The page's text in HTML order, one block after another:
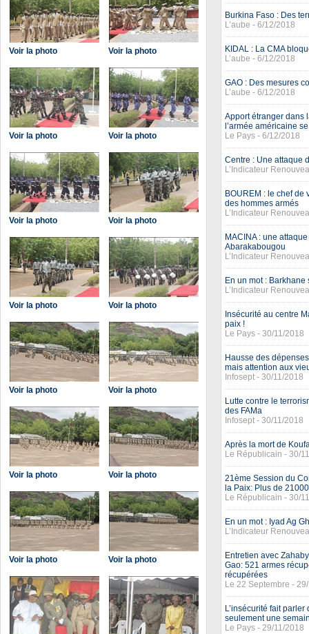
Voir la photo Voir la photo
Voir la photo Voir la photo
Voir la photo Voir la photo
Voir la photo Voir la photo
Voir la photo Voir la photo
Voir la photo Voir la photo
Voir la photo Voir la photo
Burkina Faso : Des
L’aube - 6/12/2018
KIDAL : La CMA
L’aube - 6/12/2018
GAO : Des mesures
L’aube - 6/12/2018
Apport étranger dans
l’armée américaine
Le Pays - 6/12/2018
Centre : Une attaque
L’Indicateur
BOUREM : le chef
des hommes armés
L’Indicateur
MACINA : une
Abarakabougou
L’Indicateur
En un mot : Barkhane
L’Indicateur
Insécurité au centre
paix !
Le Pays - 30/11/2018
Hausse des
mais attention aux
Infosept - 30/11/2018
Lutte contre le
des FAMa
Infosept - 30/11/2018
Après la mort de
Le Républicain - 30/
21ème Session du
la Paix: Plus de
Le Républicain - 30/
En un mot : Iyad Ag
L’Indicateur
Entretien avec
Gao: 521 armes
récupérées
Le 22 Septembre -
L’insécurité fait
seulement une
Le Pays - 29/11/2018